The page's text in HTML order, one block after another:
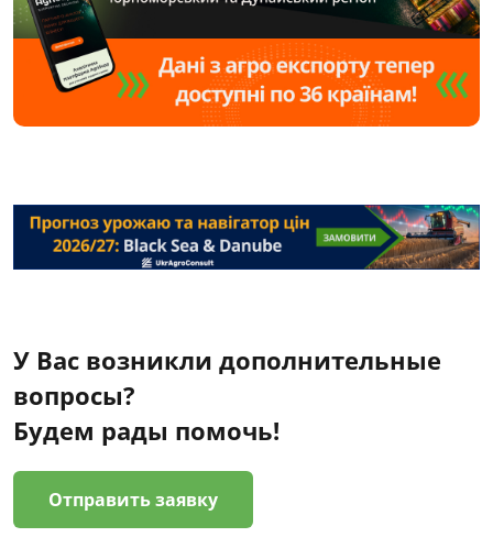
У Вас возникли дополнительные
вопросы?
Будем рады помочь!
Отправить заявку